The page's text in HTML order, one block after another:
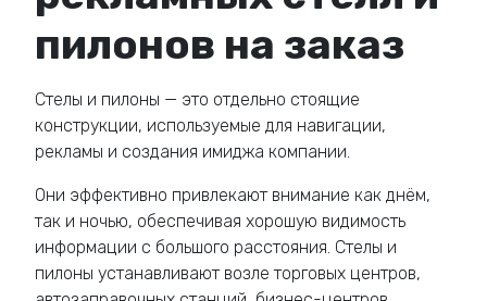
пилонов на заказ
Стелы и пилоны — это отдельно стоящие
конструкции, используемые для навигации,
рекламы и создания имиджа компании.
Они эффективно привлекают внимание как днём,
так и ночью, обеспечивая хорошую видимость
информации с большого расстояния. Стелы и
пилоны устанавливают возле торговых центров,